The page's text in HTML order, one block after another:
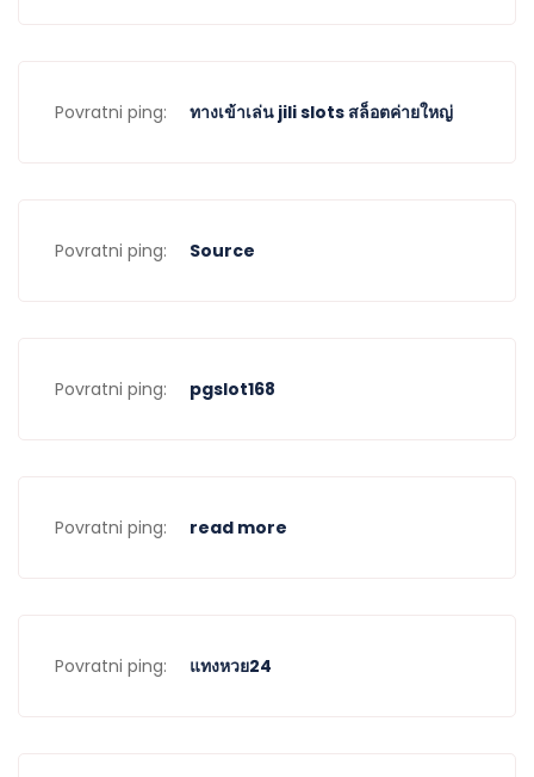
Povratni ping: ทางเข้าเล่น jili slots สล็อตค่ายใหญ่
Povratni ping: Source
Povratni ping: pgslot168
Povratni ping: read more
Povratni ping: แทงหวย24